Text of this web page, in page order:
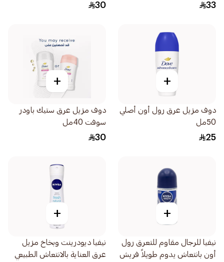
33
30
+
دوف مزيل عرق رول أون أصلي
50مل
25
+
دوف مزيل عرق ستيك باودر
سوفت 40مل
30
+
نيفيا للرجال مقاوم للتعرق رول
أون بانتعاش يدوم طويلاً فريش
+
نيفيا ديودرينت وبخاخ مزيل
عرق العناية بالانتعاش الطبيعي